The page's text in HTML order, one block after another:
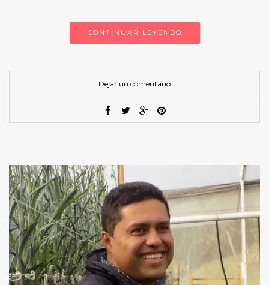
CONTINUAR LEYENDO
Dejar un comentario